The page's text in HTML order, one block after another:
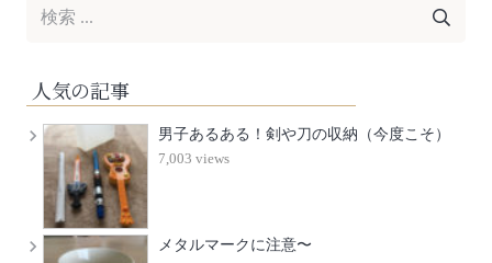
人気の記事
男子あるある！剣や刀の収納（今度こそ）
7,003 views
メタルマークに注意〜